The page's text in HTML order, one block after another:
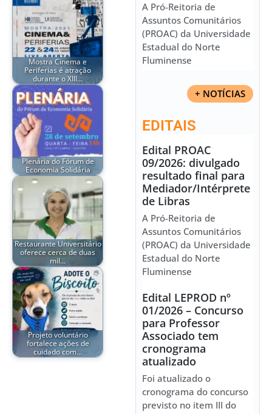
Mostra Cinema e
Periferias é atração
durante o XIII…
Plenária do Fórum de
Economia Solidária
Restaurante Universitário
oferece cerca de duas
mil…
Projeto voluntário
fortalece ações de
cuidado com…
A Pró-Reitoria de
Assuntos Comunitários
(PROAC) da Universidade
Estadual do Norte
Fluminense
+ NOTÍCIAS
EDITAIS
Edital PROAC
09/2026: divulgado
resultado final para
Mediador/Intérprete
de Libras
A Pró-Reitoria de
Assuntos Comunitários
(PROAC) da Universidade
Estadual do Norte
Fluminense
Edital LEPROD nº
01/2026 – Concurso
para Professor
Associado tem
cronograma
atualizado
Foi atualizado o
cronograma do concurso
previsto no item III do